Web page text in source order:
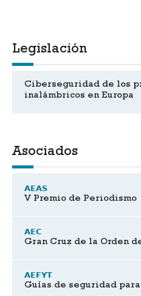
Legislación
Ciberseguridad de los
inalámbricos en Europa
Asociados
AEAS
V Premio de Periodismo
AEC
Gran Cruz de la Orden
AEFYT
Guías de seguridad